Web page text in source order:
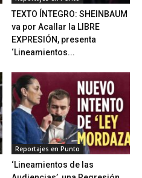
TEXTO ÍNTEGRO: SHEINBAUM
va por Acallar la LIBRE
EXPRESIÓN, presenta
‘Lineamientos...
Reportajes en Punto
‘Lineamientos de las